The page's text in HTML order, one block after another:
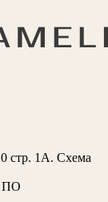
стр. 1А. Схема
ПО